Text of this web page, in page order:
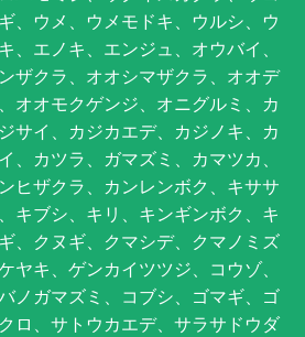
、ウメ、ウメモドキ、ウルシ、ウ
、エノキ、エンジュ、オウバイ、
ザクラ、オオシマザクラ、オオデ
オオモクゲンジ、オニグルミ、カ
サイ、カジカエデ、カジノキ、カ
、カツラ、ガマズミ、カマツカ、
ヒザクラ、カンレンボク、キササ
キブシ、キリ、キンギンボク、キ
、クヌギ、クマシデ、クマノミズ
ヤキ、ゲンカイツツジ、コウゾ、
ノガマズミ、コブシ、ゴマギ、ゴ
ロ、サトウカエデ、サラサドウダ